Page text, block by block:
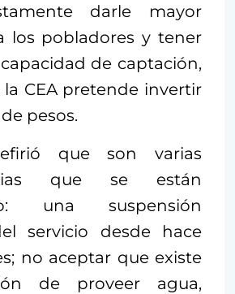
darle mayor
los pobladores y tener
de captación,
la CEA pretende invertir
pesos.
que son varias
que se están
una suspensión
servicio desde hace
no aceptar que existe
de proveer agua,